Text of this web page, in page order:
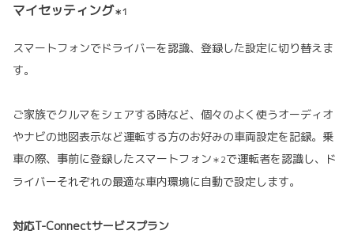
マイセッティング＊1
スマートフォンでドライバーを認識、登録した設定に切り替えま
す。
ご家族でクルマをシェアする時など、個々のよく使うオーディオ
やナビの地図表示など運転する方のお好みの車両設定を記録。乗
車の際、事前に登録したスマートフォン＊2で運転者を認識し、ド
ライバーそれぞれの最適な車内環境に自動で設定します。
対応T-Connectサービスプラン